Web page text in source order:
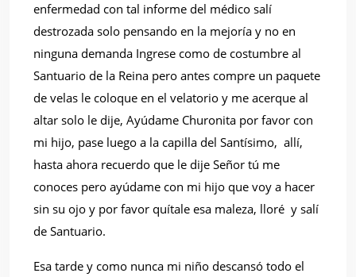
enfermedad con tal informe del médico salí
destrozada solo pensando en la mejoría y no en
ninguna demanda Ingrese como de costumbre al
Santuario de la Reina pero antes compre un paquete
de velas le coloque en el velatorio y me acerque al
altar solo le dije, Ayúdame Churonita por favor con
mi hijo, pase luego a la capilla del Santísimo, allí,
hasta ahora recuerdo que le dije Señor tú me
conoces pero ayúdame con mi hijo que voy a hacer
sin su ojo y por favor quítale esa maleza, lloré y salí
de Santuario.
Esa tarde y como nunca mi niño descansó todo el